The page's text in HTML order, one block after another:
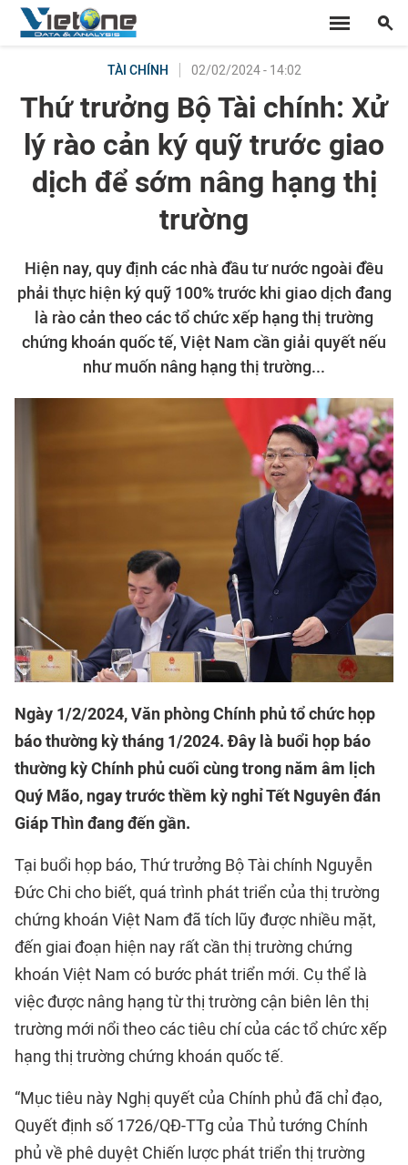
TÀI CHÍNH 02/02/2024 - 14:02
Thứ trưởng Bộ Tài chính: Xử
lý rào cản ký quỹ trước giao
dịch để sớm nâng hạng thị
trường
Hiện nay, quy định các nhà đầu tư nước ngoài đều
phải thực hiện ký quỹ 100% trước khi giao dịch đang
là rào cản theo các tổ chức xếp hạng thị trường
chứng khoán quốc tế, Việt Nam cần giải quyết nếu
như muốn nâng hạng thị trường...
Ngày 1/2/2024, Văn phòng Chính phủ tổ chức họp
báo thường kỳ tháng 1/2024. Đây là buổi họp báo
thường kỳ Chính phủ cuối cùng trong năm âm lịch
Quý Mão, ngay trước thềm kỳ nghỉ Tết Nguyên đán
Giáp Thìn đang đến gần.
Tại buổi họp báo, Thứ trưởng Bộ Tài chính Nguyễn
Đức Chi cho biết, quá trình phát triển của thị trường
chứng khoán Việt Nam đã tích lũy được nhiều mặt,
đến giai đoạn hiện nay rất cần thị trường chứng
khoán Việt Nam có bước phát triển mới. Cụ thể là
việc được nâng hạng từ thị trường cận biên lên thị
trường mới nổi theo các tiêu chí của các tổ chức xếp
hạng thị trường chứng khoán quốc tế.
“Mục tiêu này Nghị quyết của Chính phủ đã chỉ đạo,
Quyết định số 1726/QĐ-TTg của Thủ tướng Chính
phủ về phê duyệt Chiến lược phát triển thị trường